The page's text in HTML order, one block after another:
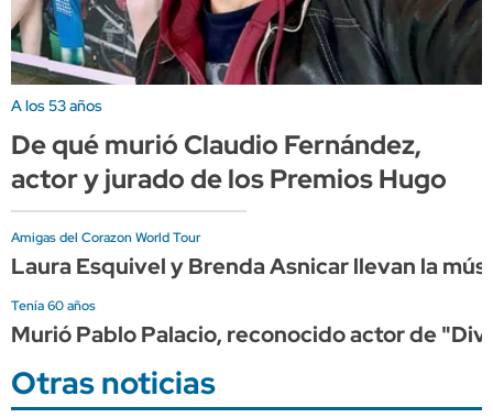
A los 53 años
De qué murió Claudio Fernández,
actor y jurado de los Premios Hugo
Amigas del Corazon World Tour
Laura Esquivel y Brenda Asnicar llevan la
Tenía 60 años
Murió Pablo Palacio, reconocido actor de
Otras noticias